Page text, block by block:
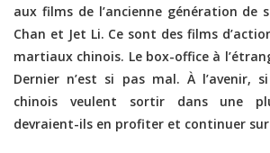
aux films de l’ancienne génération de
Chan et Jet Li. Ce sont des films
martiaux chinois. Le box-office à
Dernier n’est si pas mal. À l’avenir,
chinois veulent sortir dans une
devraient-ils en profiter et continuer